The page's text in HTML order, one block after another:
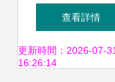
勢與發展趨勢
查看詳情
更新時間：2026-07-31
16:26:14